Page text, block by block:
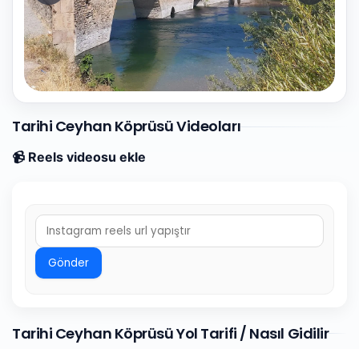
Tarihi Ceyhan Köprüsü Videoları
📹 Reels videosu ekle
Gönder
Tarihi Ceyhan Köprüsü Yol Tarifi / Nasıl Gidilir